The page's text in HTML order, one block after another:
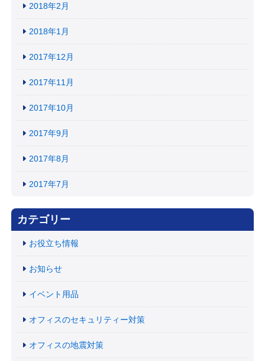
2018年2月
2018年1月
2017年12月
2017年11月
2017年10月
2017年9月
2017年8月
2017年7月
カテゴリー
お役立ち情報
お知らせ
イベント用品
オフィスのセキュリティー対策
オフィスの地震対策